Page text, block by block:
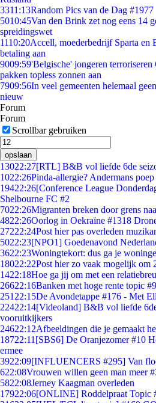
3311:13Random Pics van de Dag #1977
5010:45Van den Brink zet nog eens 14
spreidingswet
1110:20Accell, moederbedrijf Sparta en
betaling aan
9009:59'Belgische' jongeren
pakken topless zonnen aan
7909:56In veel gemeenten helemaal
nieuw
Forum
Forum
Scrollbar gebruiken
opslaan
13022:27[RTL] B&B vol liefde 6de
1022:26Pinda-allergie? Andermans
19422:26[Conference League
Shelbourne FC #2
7022:26Migranten breken door grens
4822:26Oorlog in Oekraïne #1318
27222:24Post hier pas overleden
5022:23[NPO1] Goedenavond
3622:23Woningtekort: dus ga je
18022:22Post hier zo vaak mogelijk om
1422:18Hoe ga jij om met een
26622:16Banken met hoge rente topic
251 22:15De Avondetappe #176 - Met
22422:14[Videoland] B&B vol liefde
vooruitkijkers
24622:12Afbeeldingen die je gemaakt
18722:11 [SBS6] De Oranjezomer #10
ermee
3922:09[INFLUENCERS #295] Van
622:08Vrouwen willen geen man meer
5822:08Jerney Kaagman overleden
17922:06[ONLINE] Roddelpraat Topic